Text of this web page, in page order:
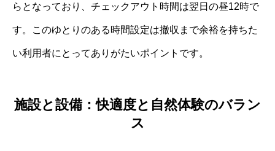
らとなっており、チェックアウト時間は翌日の昼12時で
す。このゆとりのある時間設定は撤収まで余裕を持ちた
い利用者にとってありがたいポイントです。
施設と設備：快適度と自然体験のバラン
ス